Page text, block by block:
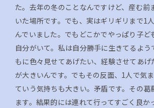
た。去年の冬のことなんですけど、産む前
いた場所です。でも、実はギリギリまで1
んでいました。でもどこかでやっぱり子ど
自分がいて。私は自分勝手に生きてるよう
もに色々見せてあげたい、経験させてあげ
が大きいんです。でもその反面、1人で気
ていう気持ちも大きい。矛盾です。その葛
ます。結果的には連れて行ってすごく良か